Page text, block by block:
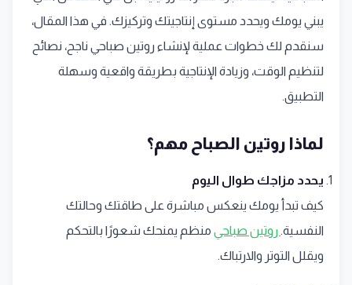
يبني يومك ويحدد مستوى إنتاجيتك وتركيزك. في هذا المقال،
سنقدم لك خطوات عملية لإنشاء روتين صباحي ناجح، نصائح
لتنظيم الوقت، وزيادة الإنتاجية بطريقة واقعية وسهلة
التطبيق.
لماذا روتين الصباح مهم؟
يحدد مزاجك طوال اليوم
كيف تبدأ يومك ينعكس مباشرة على طاقتك وحالتك
النفسية. روتين صباحي منظم يمنحك شعورًا بالتحكم
ويقلل التوتر والارتباك.